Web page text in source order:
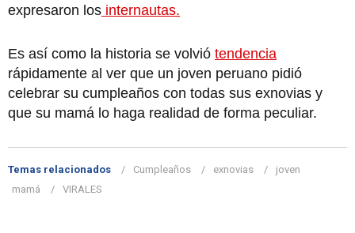
expresaron los internautas.
Es así como la historia se volvió tendencia
rápidamente al ver que un joven peruano pidió
celebrar su cumpleaños con todas sus exnovias y
que su mamá lo haga realidad de forma peculiar.
Temas relacionados Cumpleaños exnovias
joven
mamá
VIRALES